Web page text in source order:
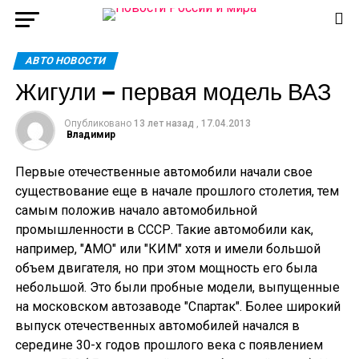
АВТО НОВОСТИ
Жигули — первая модель ВАЗ
Опубликовано 13 лет назад , 17.04.2013
Владимир
Первые отечественные автомобили начали свое
существование еще в начале прошлого столетия, тем
самым положив начало автомобильной
промышленности в СССР. Такие автомобили как,
например, "АМО" или "КИМ" хотя и имели большой
объем двигателя, но при этом мощность его была
небольшой. Это были пробные модели, выпущенные
на московском автозаводе "Спартак". Более широкий
выпуск отечественных автомобилей начался в
середине 30-х годов прошлого века с появлением